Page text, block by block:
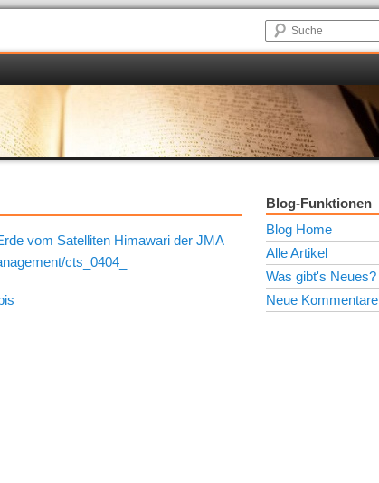
vom Satelliten Himawari der JMA
cts_ 0404_
Blog-Funktionen
Blog Home
Alle Artikel
Was gibt's Neues?
Neue Kommentare